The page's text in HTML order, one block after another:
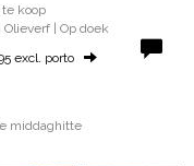
koop
| Op doek
excl. porto
middaghitte